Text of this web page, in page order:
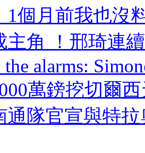
：1個月前我也
角 ！邢琦連
the alarms:
萬鎊挖切爾
通隊官宣與特